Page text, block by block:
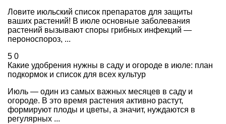
Ловите июльский список препаратов для защиты
ваших растений! В июле основные заболевания
растений вызывают споры грибных инфекций —
пероноспороз, ...
5 0
Какие удобрения нужны в саду и огороде в июле: план
подкормок и список для всех культур
Июль — один из самых важных месяцев в саду и
огороде. В это время растения активно растут,
формируют плоды и цветы, а значит, нуждаются в
регулярных ...